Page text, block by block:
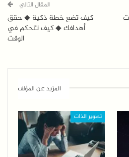
المقال التالي
كيف تضع خطة ذكية ◆ حقق
أهدافك ◆ كيف تتحكم في
الوقت
المزيد عن المؤلف
تطوير الذات